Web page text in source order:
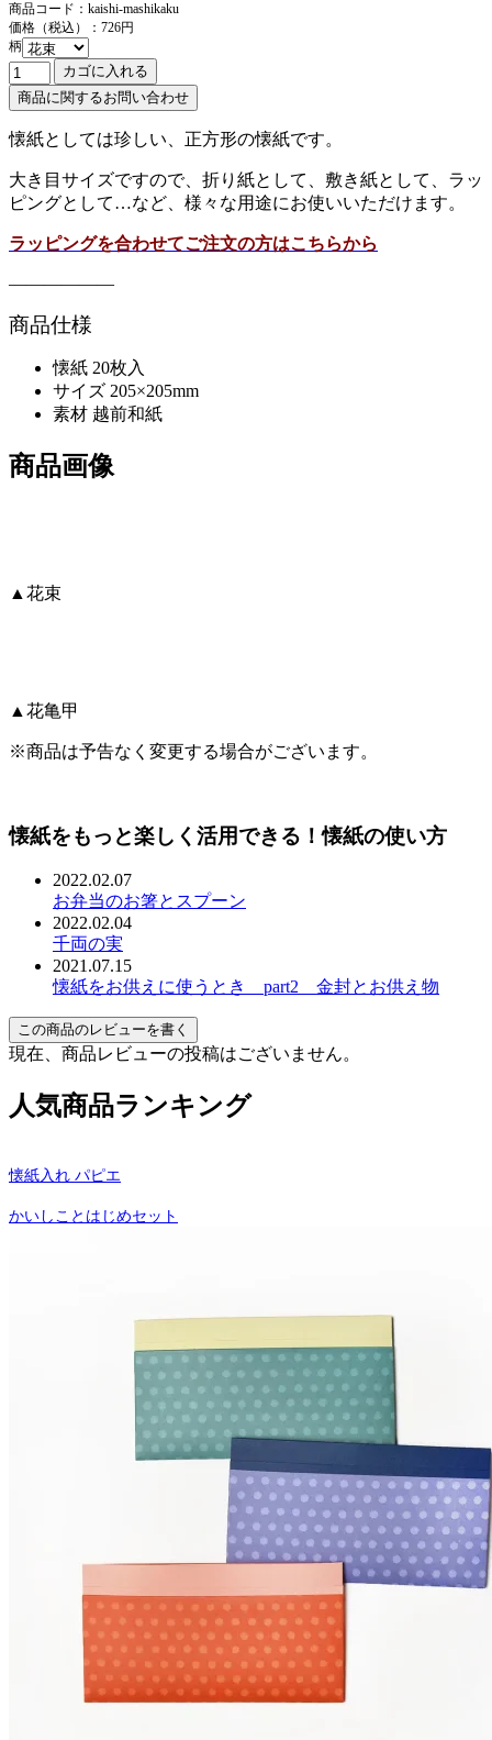
商品コード：kaishi-mashikaku
価格（税込）：726円
柄
懐紙としては珍しい、正方形の懐紙です。
大き目サイズですので、折り紙として、敷き紙として、ラッ
ピングとして…など、様々な用途にお使いいただけます。
ラッピングを合わせてご注文の方はこちらから
——————
商品仕様
懐紙 20枚入
サイズ 205×205mm
素材 越前和紙
商品画像
▲花束
▲花亀甲
※商品は予告なく変更する場合がございます。
懐紙をもっと楽しく活用できる！懐紙の使い方
2022.02.07
お弁当のお箸とスプーン
2022.02.04
千両の実
2021.07.15
懐紙をお供えに使うとき part2 金封とお供え物
現在、商品レビューの投稿はございません。
人気商品ランキング
懐紙入れ パピエ
かいしことはじめセット